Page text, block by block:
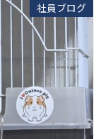
社員ブログ